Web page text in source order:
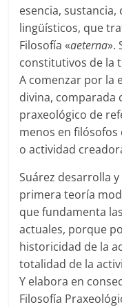
esencia, sustancia,
lingüísticos, que
Filosofía «aeterna».
constitutivos de la
A comenzar por la
divina,
praxeológico de
menos en filósofos
o actividad
Suárez desarrolla
primera teoría
que fundamenta
actuales, porque
historicidad de la
totalidad de la
Y elabora en
Filosofía